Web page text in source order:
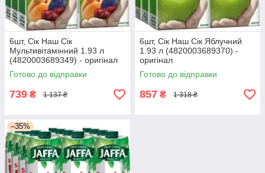
6шт, Сік Наш Сік
Мультивітамінний 1.93 л
(4820003689349) - оригінал
Готово до відправки
739 ₴ 1 137 ₴
6шт, Сік Наш Сік Яблучний
1.93 л (4820003689370) -
оригінал
Готово до відправки
857 ₴ 1 318 ₴
–35%